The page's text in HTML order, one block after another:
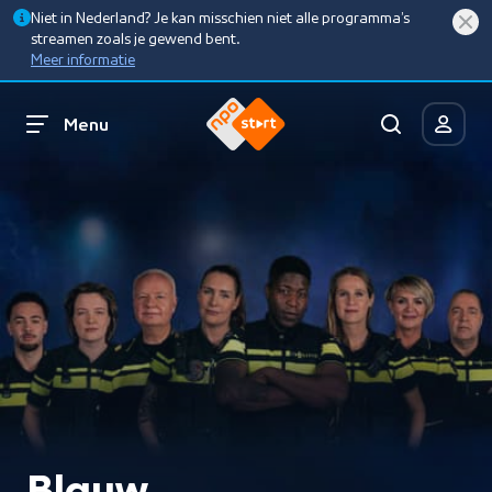
Niet in Nederland? Je kan misschien niet alle programma’s
streamen zoals je gewend bent.
Meer informatie
Menu